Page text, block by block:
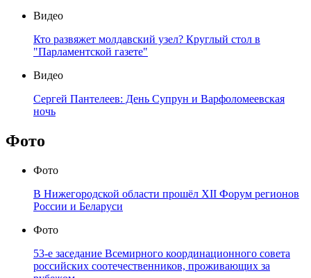
Видео
Кто развяжет молдавский узел? Круглый стол в
"Парламентской газете"
Видео
Сергей Пантелеев: День Супрун и Варфоломеевская
ночь
Фото
Фото
В Нижегородской области прошёл XII Форум регионов
России и Беларуси
Фото
53-е заседание Всемирного координационного совета
российских соотечественников, проживающих за